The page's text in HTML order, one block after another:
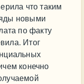
что таким
новыми
по факту
Итог
конечно